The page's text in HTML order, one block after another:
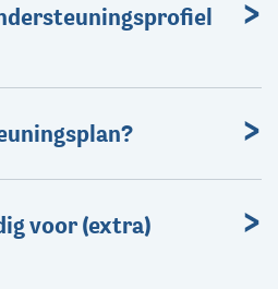
voor (extra)